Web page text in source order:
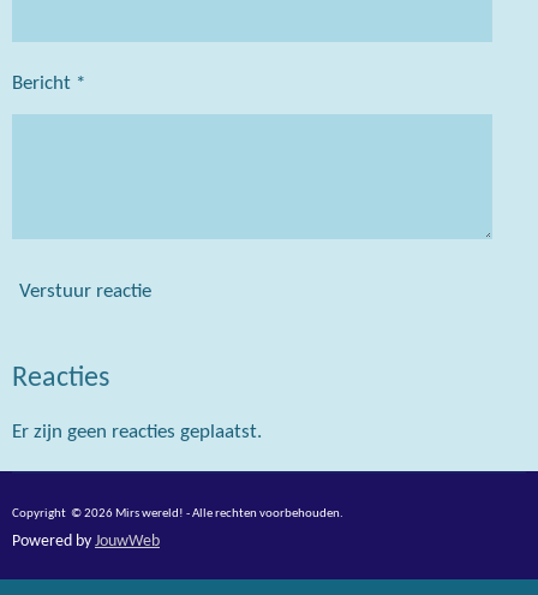
Bericht *
Verstuur reactie
Reacties
Er zijn geen reacties geplaatst.
Copyright © 2026 Mirs wereld! - Alle rechten voorbehouden.
Powered by JouwWeb